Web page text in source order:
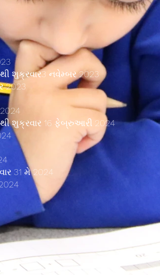
શુક્રવાર3 નવેમ્બર 2023
2023
શુક્રવાર 16 ફેબ્રુઆરી 2024
31 મે 2024